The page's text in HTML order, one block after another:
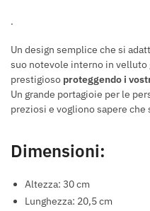
.
Un design semplice che si
suo notevole interno in
prestigioso proteggendo i
Un grande portagioie per le
preziosi e vogliono sapere che
Dimensioni:
Altezza: 30 cm
Lunghezza: 20,5 cm